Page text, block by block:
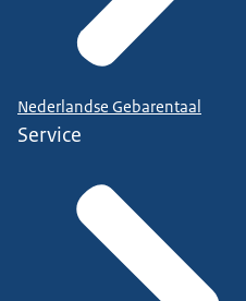
Nederlandse Gebarentaal
Service